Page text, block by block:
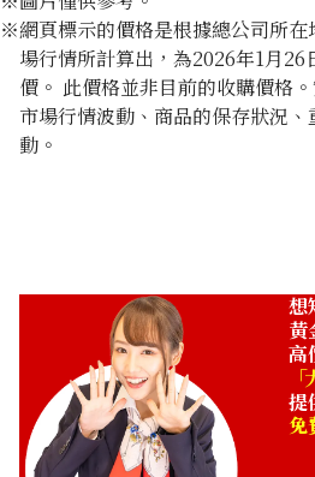
Platinum (Pt900) earrings
收購參考價格
※網頁標示的價格是根據總公司所
場行情所計算出，為2026年1月
價。 此價格並非目前的收購價格
市場行情波動、商品的保存狀況
動。
想
黃
高
提
免